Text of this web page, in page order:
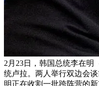
2月23日，韩国总统李在明
统卢拉。两人举行双边会
明正在收割一批跨阵营的